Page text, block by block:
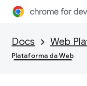
Docs Web
Plataforma da Web